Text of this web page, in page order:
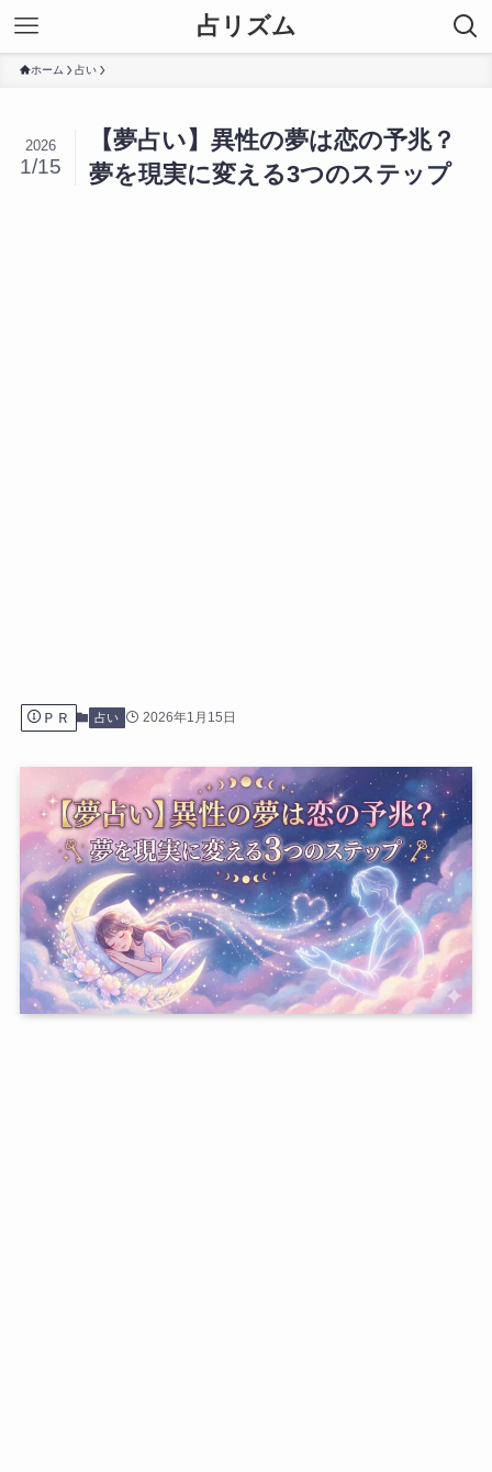
占リズム
ホーム 占い
【夢占い】異性の夢は恋の予兆？
夢を現実に変える3つのステップ
2026
1/15
ＰＲ 占い 2026年1月15日